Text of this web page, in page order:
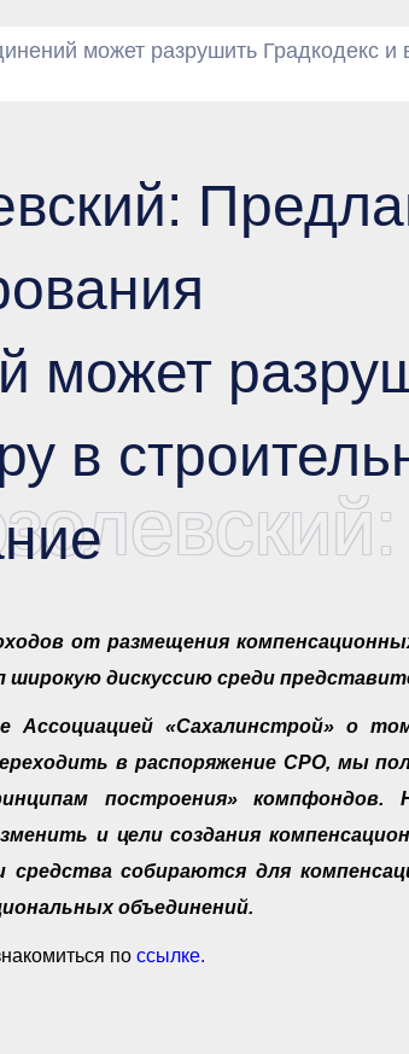
может разрушить Градкодекс и
может
в
от размещения
широкую дискуссию среди
Ассоциацией «Сахалинстрой» о
в распоряжение СРО, мы
построения» компфондов.
и цели создания
средства собираются для
объединений.
по ссылке.